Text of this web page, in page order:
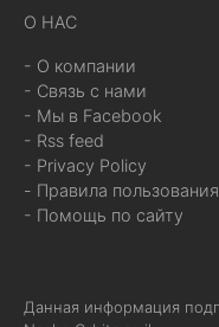
О НАС
- О компании
- Связь с нами
- Мы в Facebook
- Rss feed
- Privacy Policy
- Правила пользования
- Помощь по сайту
Данная информация